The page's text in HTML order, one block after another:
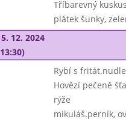
Tříbarevný
plátek šunky,
12. 2024
Rybí s
Hovězí pečeně
rýže
mikuláš.perník,